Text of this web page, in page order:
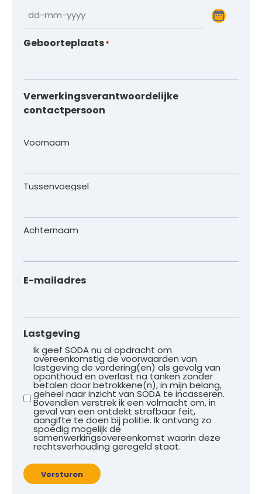
Geboorteplaats*
Verwerkingsverantwoordelijke
contactpersoon
Naam*
Voornaam
Tussenvoegsel
Achternaam
E-mailadres
Lastgeving
Ik geef SODA nu al opdracht om
overeenkomstig de voorwaarden van
lastgeving de vordering(en) als gevolg van
oponthoud en overlast na tanken zonder
betalen door betrokkene(n), in mijn belang,
geheel naar inzicht van SODA te incasseren.
Bovendien verstrek ik een volmacht om, in
geval van een ontdekt strafbaar feit,
aangifte te doen bij politie. Ik ontvang zo
spoedig mogelijk de
samenwerkingsovereenkomst waarin deze
rechtsverhouding geregeld staat.
Versturen